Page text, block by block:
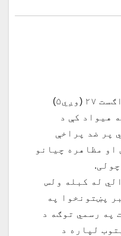
په پاکستان کې یکشنبه اګست ۲۷ (وږي۵)
هیواد کې د
پر ضد پراخې
او مظاهره چیانو
له کبله ولس
پښتونخوا په
په رسمي توګه د
لپاره د